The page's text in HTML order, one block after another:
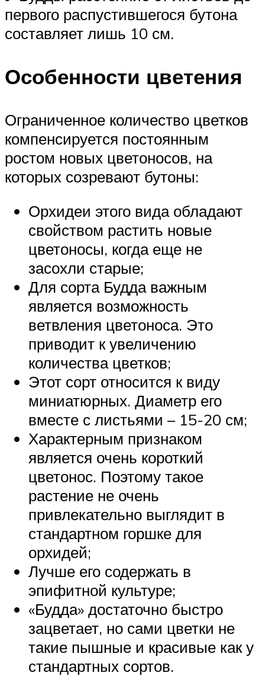
первого распустившегося бутона
составляет лишь 10 см.
Особенности цветения
Ограниченное количество цветков
компенсируется постоянным
ростом новых цветоносов, на
которых созревают бутоны:
Орхидеи этого вида обладают
свойством растить новые
цветоносы, когда еще не
засохли старые;
Для сорта Будда важным
является возможность
ветвления цветоноса. Это
приводит к увеличению
количества цветков;
Этот сорт относится к виду
миниатюрных. Диаметр его
вместе с листьями – 15-20 см;
Характерным признаком
является очень короткий
цветонос. Поэтому такое
растение не очень
привлекательно выглядит в
стандартном горшке для
орхидей;
Лучше его содержать в
эпифитной культуре;
«Будда» достаточно быстро
зацветает, но сами цветки не
такие пышные и красивые как у
стандартных сортов.